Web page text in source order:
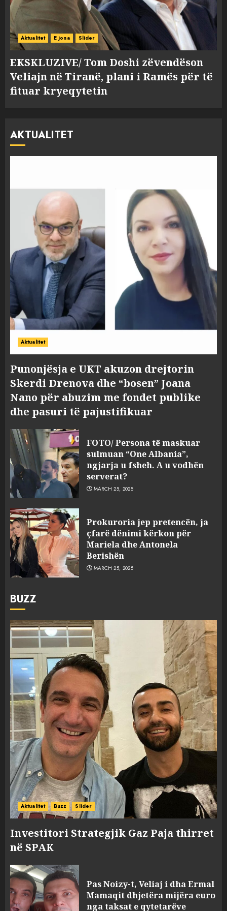
Aktualitet E jona Slider
EKSKLUZIVE/ Tom Doshi zëvendëson
Veliajn në Tiranë, plani i Ramës për të
fituar kryeqytetin
AKTUALITET
Aktualitet
Punonjësja e UKT akuzon drejtorin
Skerdi Drenova dhe “bosen” Joana
Nano për abuzim me fondet publike
dhe pasuri të pajustifikuar
FOTO/ Persona të maskuar
sulmuan “One Albania”,
ngjarja u fsheh. A u vodhën
serverat?
MARCH 25, 2025
Prokuroria jep pretencën, ja
çfarë dënimi kërkon për
Mariela dhe Antonela
Berishën
MARCH 25, 2025
BUZZ
Aktualitet Buzz Slider
Investitori Strategjik Gaz Paja thirret
në SPAK
Pas Noizy-t, Veliaj i dha Ermal
Mamaqit dhjetëra mijëra euro
nga taksat e qytetarëve